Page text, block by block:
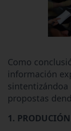
Como
información
sintentizándoa
propostas
1.